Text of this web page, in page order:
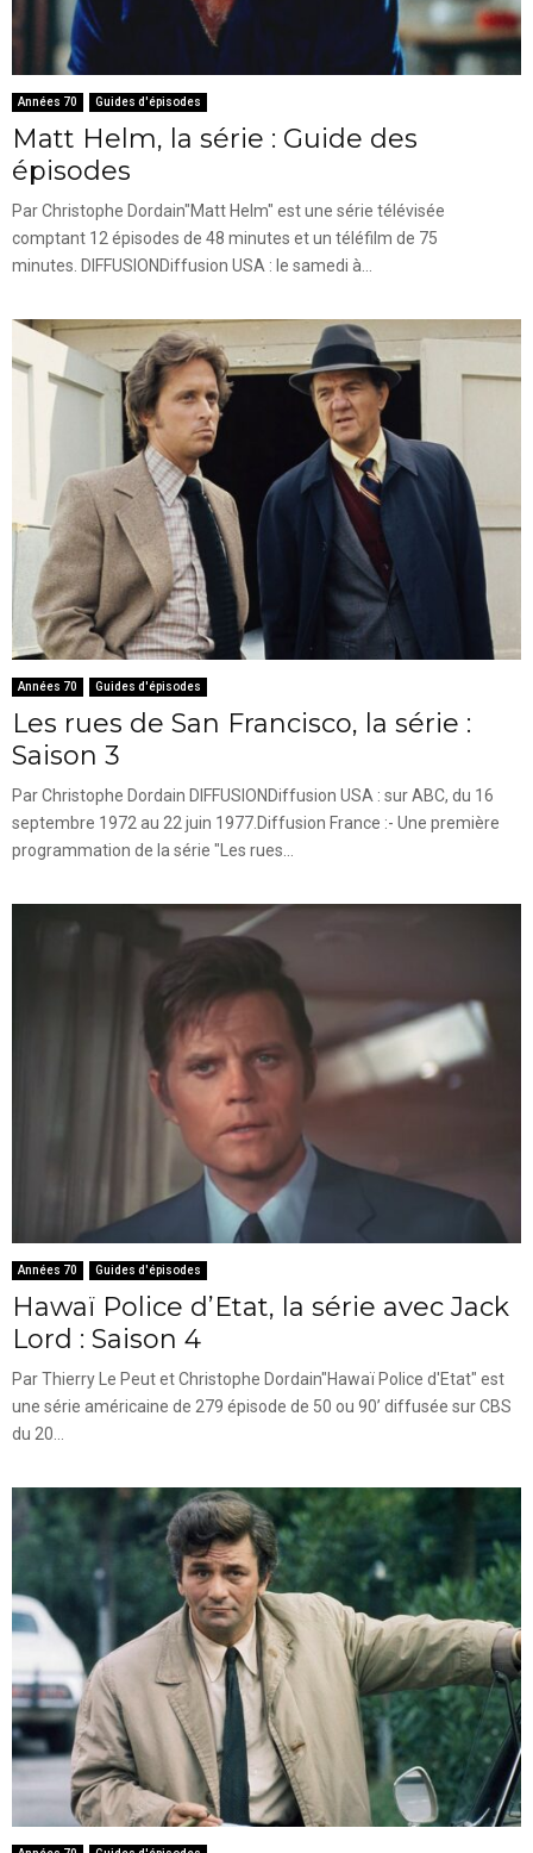
Années 70 Guides d'épisodes
Matt Helm, la série : Guide des
épisodes
Par Christophe Dordain"Matt Helm" est une série télévisée
comptant 12 épisodes de 48 minutes et un téléfilm de 75
minutes. DIFFUSIONDiffusion USA : le samedi à...
Années 70 Guides d'épisodes
Les rues de San Francisco, la série :
Saison 3
Par Christophe Dordain DIFFUSIONDiffusion USA : sur ABC, du 16
septembre 1972 au 22 juin 1977.Diffusion France :- Une première
programmation de la série "Les rues...
Années 70 Guides d'épisodes
Hawaï Police d’Etat, la série avec Jack
Lord : Saison 4
Par Thierry Le Peut et Christophe Dordain"Hawaï Police d'Etat" est
une série américaine de 279 épisode de 50 ou 90’ diffusée sur CBS
du 20...